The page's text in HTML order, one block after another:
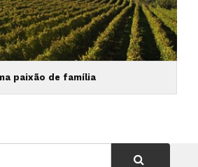
paixão de família